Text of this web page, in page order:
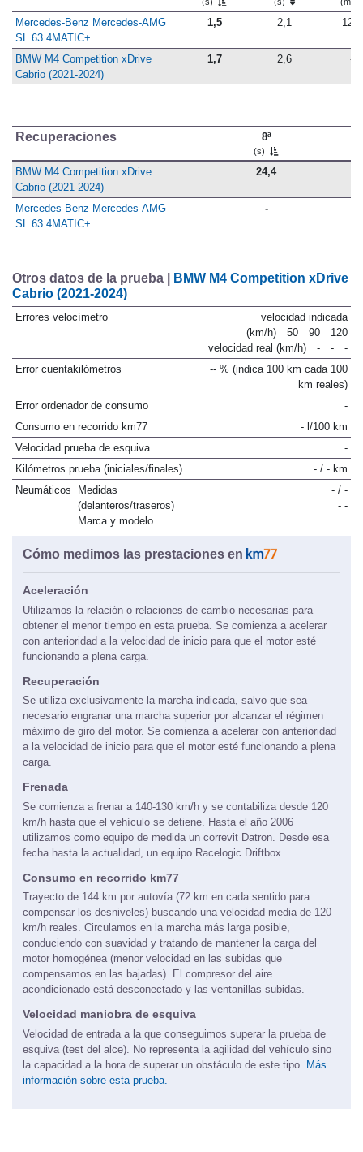
Mercedes-Benz Mercedes-AMG
SL 63 4MATIC+
1,5 2,1 12,3
BMW M4 Competition xDrive
Cabrio (2021-2024)
1,7 2,6 -
Recuperaciones 8ª
(s)
BMW M4 Competition xDrive
Cabrio (2021-2024)
24,4
Mercedes-Benz Mercedes-AMG
SL 63 4MATIC+
-
Otros datos de la prueba | BMW M4 Competition xDrive
Cabrio (2021-2024)
Errores velocímetro
velocidad indicada
(km/h)
50 90
120
velocidad real (km/h)
- -
-
Error cuentakilómetros
-- % (indica 100 km cada 100
km reales)
Error ordenador de consumo
-
Consumo en recorrido km77
- l/100 km
Velocidad prueba de esquiva
-
Kilómetros prueba (iniciales/finales)
- / - km
Neumáticos
Medidas
(delanteros/traseros)
Marca y modelo
- / -
- -
Cómo medimos las prestaciones en
Aceleración
Utilizamos la relación o relaciones de cambio necesarias para
obtener el menor tiempo en esta prueba. Se comienza a acelerar
con anterioridad a la velocidad de inicio para que el motor esté
funcionando a plena carga.
Recuperación
Se utiliza exclusivamente la marcha indicada, salvo que sea
necesario engranar una marcha superior por alcanzar el régimen
máximo de giro del motor. Se comienza a acelerar con anterioridad
a la velocidad de inicio para que el motor esté funcionando a plena
carga.
Frenada
Se comienza a frenar a 140-130 km/h y se contabiliza desde 120
km/h hasta que el vehículo se detiene. Hasta el año 2006
utilizamos como equipo de medida un correvit Datron. Desde esa
fecha hasta la actualidad, un equipo Racelogic Driftbox.
Consumo en recorrido km77
Trayecto de 144 km por autovía (72 km en cada sentido para
compensar los desniveles) buscando una velocidad media de 120
km/h reales. Circulamos en la marcha más larga posible,
conduciendo con suavidad y tratando de mantener la carga del
motor homogénea (menor velocidad en las subidas que
compensamos en las bajadas). El compresor del aire
acondicionado está desconectado y las ventanillas subidas.
Velocidad maniobra de esquiva
Velocidad de entrada a la que conseguimos superar la prueba de
esquiva (test del alce). No representa la agilidad del vehículo sino
la capacidad a la hora de superar un obstáculo de este tipo. Más
información sobre esta prueba.